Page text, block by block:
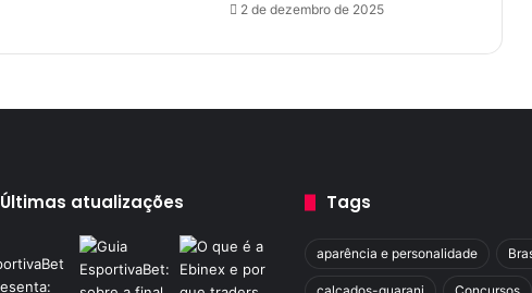
r
o
s
e
r
2 de dezembro de 2025
Últimas atualizações Tags
aparência e personalidade